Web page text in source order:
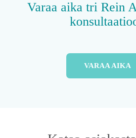
Varaa aika tri Rein
VARAA AIKA